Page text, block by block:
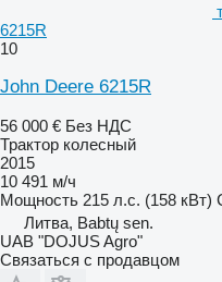
6215R
10
John Deere 6215R
56 000 € Без НДС
Трактор колесный
2015
10 491 м/ч
Мощность 215 л.с. (158 кВт)
Литва, Babtų sen.
UAB "DOJUS Agro"
Связаться с продавцом